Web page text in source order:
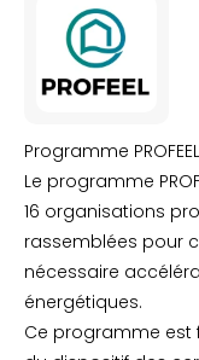
Programme PROFEEL
Le programme
16 organisations
rassemblées pour
nécessaire
énergétiques.
Ce programme est